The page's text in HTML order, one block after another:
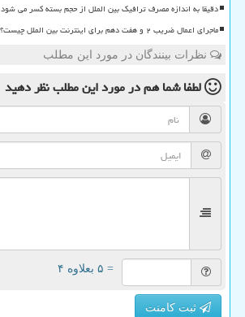
دقیقا به اندازه مصرف ترافیک بین الملل از حجم بسته کسر می شود
ماجرای اعمال ضریب ۲ و هفت دهم برای اینترنت بین الملل چیست؟
نظرات بینندگان در مورد این مطلب
لطفا شما همدر مورد این مطلبنظر دهید
= ۵ بعلاوه ۴
ثبت کامنت